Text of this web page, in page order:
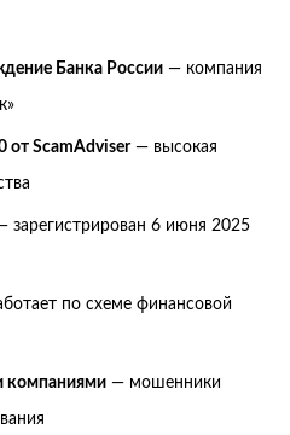
Банка России — компания
от ScamAdviser— высокая
зарегистрирован 6 июня 2025
по схеме финансовой
компаниями — мошенники